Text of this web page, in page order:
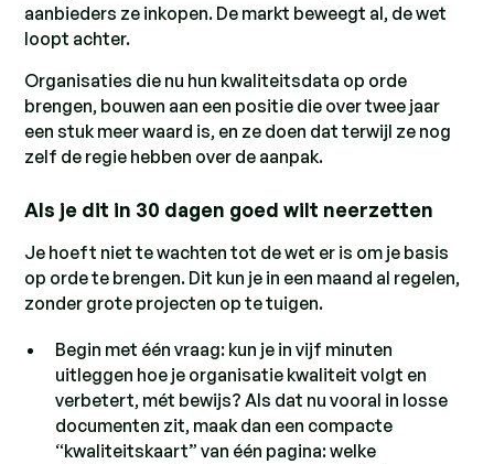
aanbieders ze inkopen. De markt beweegt al, de wet
loopt achter.
Organisaties die nu hun kwaliteitsdata op orde
brengen, bouwen aan een positie die over twee jaar
een stuk meer waard is, en ze doen dat terwijl ze nog
zelf de regie hebben over de aanpak.
Als je dit in 30 dagen goed wilt neerzetten
Je hoeft niet te wachten tot de wet er is om je basis
op orde te brengen. Dit kun je in een maand al regelen,
zonder grote projecten op te tuigen.
Begin met één vraag: kun je in vijf minuten
uitleggen hoe je organisatie kwaliteit volgt en
verbetert, mét bewijs? Als dat nu vooral in losse
documenten zit, maak dan een compacte
“kwaliteitskaart” van één pagina: welke